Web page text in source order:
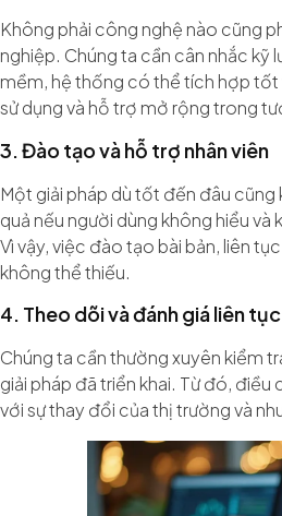
Không phải công nghệ nào cũng
nghiệp. Chúng ta cần cân nhắc kỹ
mềm, hệ thống có thể tích hợp tốt
sử dụng và hỗ trợ mở rộng trong
3. Đào tạo và hỗ trợ nhân viên
Một giải pháp dù tốt đến đâu cũng
quả nếu người dùng không hiểu và
Vì vậy, việc đào tạo bài bản, liên
không thể thiếu.
4. Theo dõi và đánh giá liên tục
Chúng ta cần thường xuyên kiểm
giải pháp đã triển khai. Từ đó, điều
với sự thay đổi của thị trường và